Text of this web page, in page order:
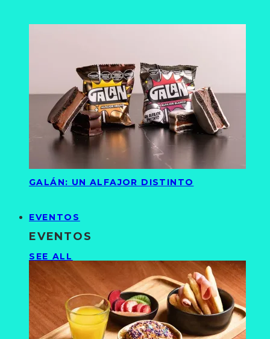
GALÁN: UN ALFAJOR DISTINTO
EVENTOS
EVENTOS
SEE ALL